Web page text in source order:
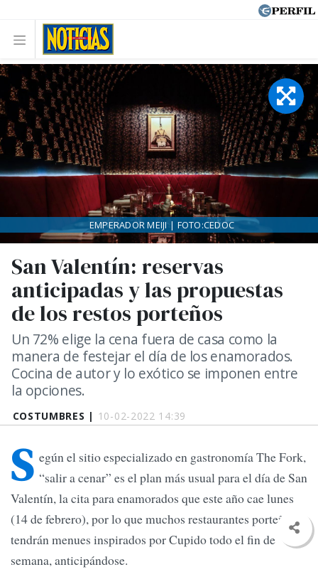
COSTUMBRES | 10-02-2022 14:39
San Valentín: reservas
anticipadas y las propuestas
de los restos porteños
Un 72% elige la cena fuera de casa como la
manera de festejar el día de los enamorados.
Cocina de autor y lo exótico se imponen entre
la opciones.
EMPERADOR MEIJI | FOTO:CEDOC
S egún el sitio especializado en gastronomía The Fork,
“salir a cenar” es el plan más usual para el día de San
Valentín, la cita para enamorados que este año cae lunes
(14 de febrero), por lo que muchos restaurantes porteños
tendrán menues inspirados por Cupido todo el fin de
semana, anticipándose.